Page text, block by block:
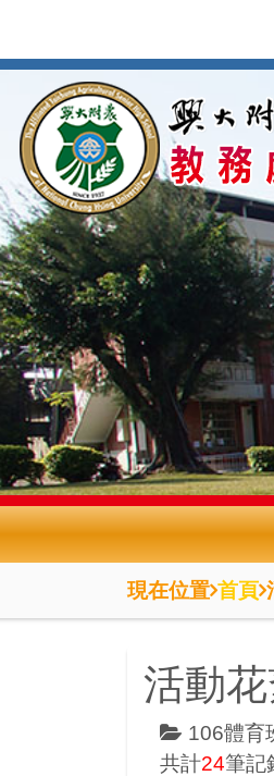
要
內
容
區
現在位置 首頁
活動
106體育
共計24筆記